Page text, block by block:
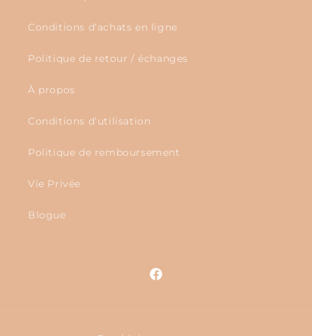
Conditions d'achats en ligne
Politique de retour / échanges
À propos
Conditions d'utilisation
Politique de remboursement
Vie Privée
Blogue
Facebook